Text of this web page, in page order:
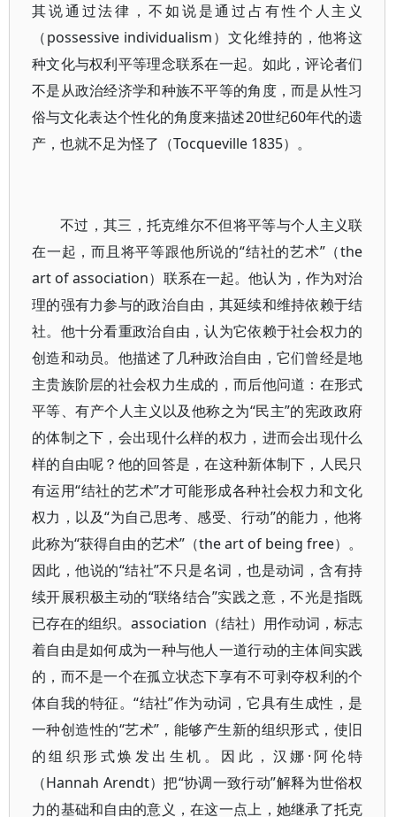
其说通过法律，不如说是通过占有性个人主义
（possessive individualism）文化维持的，他将这
种文化与权利平等理念联系在一起。如此，评论者们
不是从政治经济学和种族不平等的角度，而是从性习
俗与文化表达个性化的角度来描述20世纪60年代的遗
产，也就不足为怪了（Tocqueville 1835）。
不过，其三，托克维尔不但将平等与个人主义联
在一起，而且将平等跟他所说的“结社的艺术”（the
art of association）联系在一起。他认为，作为对治
理的强有力参与的政治自由，其延续和维持依赖于结
社。他十分看重政治自由，认为它依赖于社会权力的
创造和动员。他描述了几种政治自由，它们曾经是地
主贵族阶层的社会权力生成的，而后他问道：在形式
平等、有产个人主义以及他称之为“民主”的宪政政府
的体制之下，会出现什么样的权力，进而会出现什么
样的自由呢？他的回答是，在这种新体制下，人民只
有运用“结社的艺术”才可能形成各种社会权力和文化
权力，以及“为自己思考、感受、行动”的能力，他将
此称为“获得自由的艺术”（the art of being free）。
因此，他说的“结社”不只是名词，也是动词，含有持
续开展积极主动的“联络结合”实践之意，不光是指既
已存在的组织。association（结社）用作动词，标志
着自由是如何成为一种与他人一道行动的主体间实践
的，而不是一个在孤立状态下享有不可剥夺权利的个
体自我的特征。“结社”作为动词，它具有生成性，是
一种创造性的“艺术”，能够产生新的组织形式，使旧
的组织形式焕发出生机。因此，汉娜·阿伦特
（Hannah Arendt）把“协调一致行动”解释为世俗权
力的基础和自由的意义，在这一点上，她继承了托克